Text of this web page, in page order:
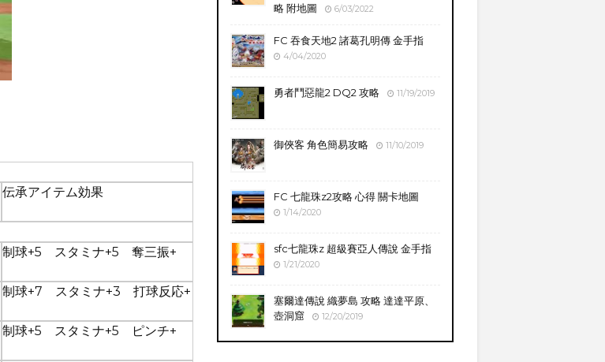
伝承アイテム効果
制球+5 スタミナ+5 奪三振+
制球+7 スタミナ+3 打球反応+
制球+5 スタミナ+5 ピンチ+
略 附地圖
6/03/2022
FC 吞食天地2 諸葛孔明傳 金手指
4/04/2020
勇者鬥惡龍2 DQ2 攻略 11/19/2019
御俠客 角色簡易攻略 11/10/2019
FC 七龍珠z2攻略 心得 關卡地圖
1/14/2020
sfc七龍珠z 超級賽亞人傳說 金手指
1/21/2020
塞爾達傳說 織夢島 攻略 達達平原、
壺洞窟
12/20/2019